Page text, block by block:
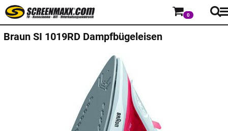
0
Braun SI 1019RD Dampfbügeleisen